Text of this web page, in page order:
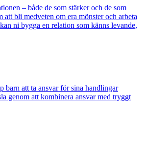
– både de som stärker och de som
att bli medveten om era mönster och arbeta
ni bygga en relation som känns levande,
barn att ta ansvar för sina handlingar
genom att kombinera ansvar med tryggt